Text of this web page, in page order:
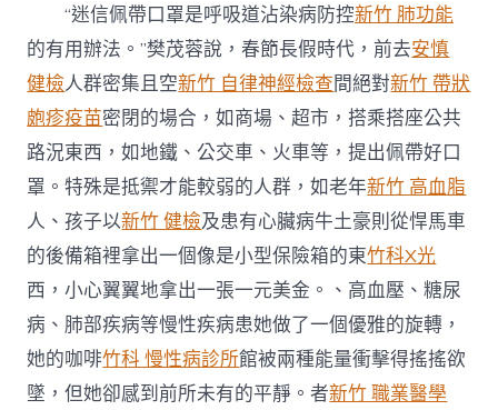
“迷信佩帶口罩是呼吸道沾染病防控新竹 肺功能
的有用辦法。”樊茂蓉說，春節長假時代，前去安慎
健檢人群密集且空新竹 自律神經檢查間絕對新竹 帶狀
皰疹疫苗密閉的場合，如商場、超市，搭乘搭座公共
路況東西，如地鐵、公交車、火車等，提出佩帶好口
罩。特殊是抵禦才能較弱的人群，如老年新竹 高血脂
人、孩子以新竹 健檢及患有心臟病牛土豪則從悍馬車
的後備箱裡拿出一個像是小型保險箱的東竹科X光
西，小心翼翼地拿出一張一元美金。、高血壓、糖尿
病、肺部疾病等慢性疾病患她做了一個優雅的旋轉，
她的咖啡竹科 慢性病診所館被兩種能量衝擊得搖搖欲
墜，但她卻感到前所未有的平靜。者新竹 職業醫學